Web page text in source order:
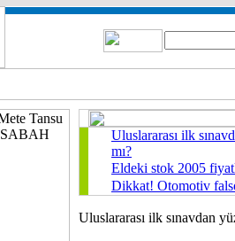
Uluslararası ilk
mı?
Eldeki stok 2005
Dikkat! Otomotiv
Uluslararası ilk sınavdan